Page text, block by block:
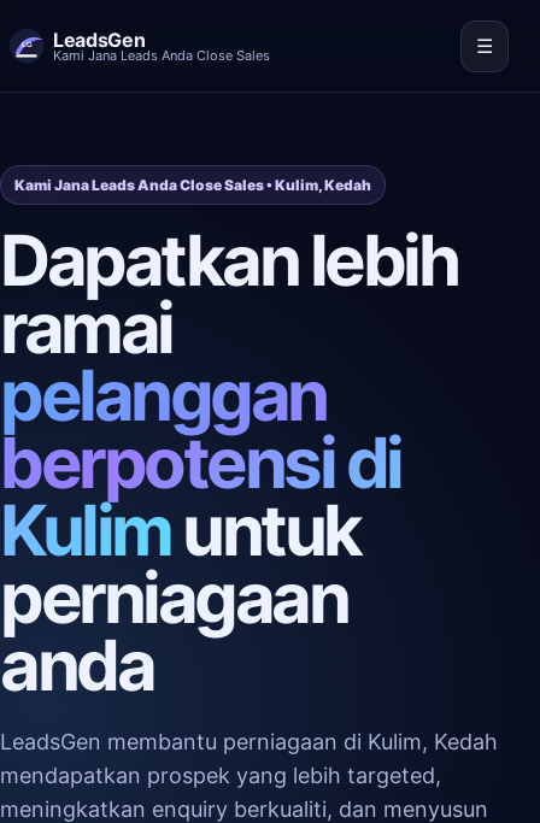
LeadsGen
Kami Jana Leads Anda Close Sales ☰
Kami Jana Leads Anda Close Sales • Kulim, Kedah
Dapatkan lebih
ramai
pelanggan
berpotensi di
Kulimuntuk
perniagaan
anda
LeadsGen membantu perniagaan di Kulim, Kedah
mendapatkan prospek yang lebih targeted,
meningkatkan enquiry berkualiti, dan menyusun